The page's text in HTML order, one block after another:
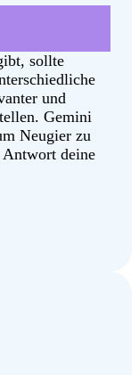
sollte
und
Gemini
Neugier zu
Antwort deine